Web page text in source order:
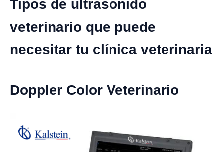
Tipos de ultrasonido
veterinario que puede
necesitar tu clínica veterinaria
Doppler Color Veterinario